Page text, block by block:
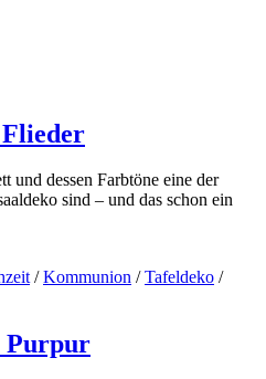
und dessen Farbtöne eine der
sind – und das schon ein
/Kommunion /Tafeldeko /
Purpur